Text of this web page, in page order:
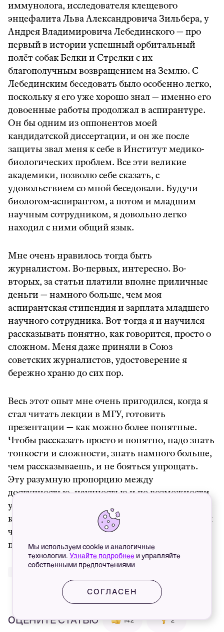
иммунолога, исследователя клещевого
энцефалита Льва Александровича Зильбера, у
Андрея Владимировича Лебединского — про
первый в истории успешный орбитальный
полёт собак Белки и Стрелки с их
благополучным возвращением на Землю. С
Лебединским беседовать было особенно легко,
поскольку я его уже хорошо знал — именно его
довоенные работы продолжал в аспирантуре.
Он бы одним из оппонентов моей
кандидатской диссертации, и он же после
защиты звал меня к себе в Институт медико-
биологических проблем. Все эти великие
академики, позволю себе сказать, с
удовольствием со мной беседовали. Будучи
биологом-аспирантом, а потом и младшим
научным сотрудником, я довольно легко
находил с ними общий язык.
Мне очень нравилось тогда быть
журналистом. Во-первых, интересно. Во-
вторых, за статьи платили вполне приличные
деньги — намного больше, чем моя
аспирантская стипендия и зарплата младшего
научного сотрудника. Вот тогда я и научился
рассказывать понятно, как говорится, просто о
сложном. Меня даже приняли в Союз
советских журналистов, удостоверение я
бережно храню до сих пор.
Весь этот опыт мне очень пригодился, когда я
стал читать лекции в МГУ, готовить
презентации — как можно более понятные.
Чтобы рассказать просто и понятно, надо знать
тонкости и сложности, знать намного больше,
чем рассказываешь, и не бояться упрощать.
Эту разумную пропорцию между
доступностью, научностью и по возможности
увлекательностью я пытался соблюсти и в
курсе популярных лекций здесь, в Сириусе. Так
что да, журналистика мне в этом сильно
помогла.
ОЦЕНИТЕ СТАТЬЮ 142 2
Мы используем cookie и аналогичные
технологии. Узнайте подробнее и управляйте
собственными предпочтениями
СОГЛАСЕН